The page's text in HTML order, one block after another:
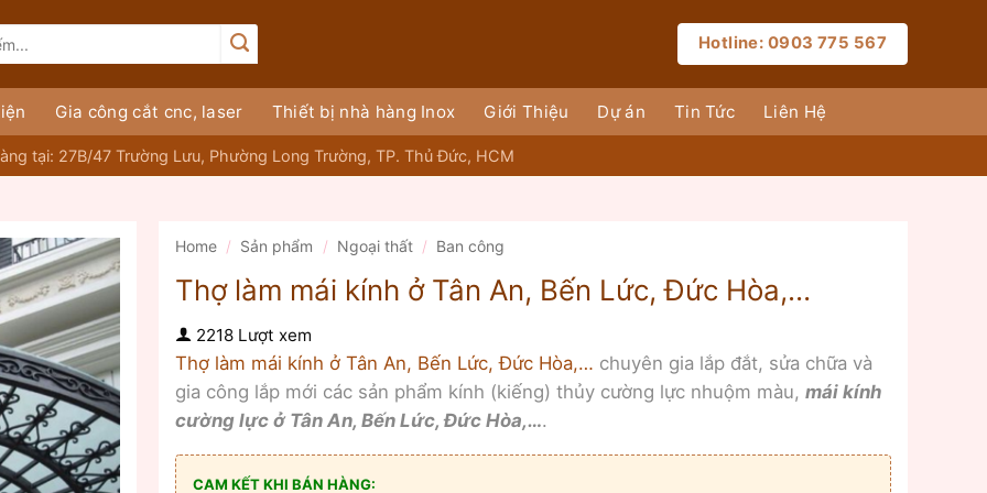
Hotline: 0903 775 567
Gia công cắt cnc, laser Thiết bị nhà hàng Inox Giới Thiệu Dự án Tin Tức Liên Hệ
tại: 27B/47 Trường Lưu, Phường Long Trường, TP. Thủ Đức, HCM
Home / Sản phẩm / Ngoại thất / Ban công
Thợ làm mái kính ở Tân An, Bến Lức, Đức Hòa,…
2218 Lượt xem
Thợ làm mái kính ở Tân An, Bến Lức, Đức Hòa,… chuyên gia lắp đắt, sửa chữa và
gia công lắp mới các sản phẩm kính (kiếng) thủy cường lực nhuộm màu, mái kính
cường lực ở Tân An, Bến Lức, Đức Hòa,….
CAM KẾT KHI BÁN HÀNG: